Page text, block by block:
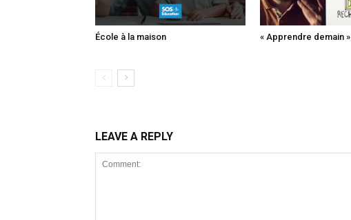
École à la maison « Apprendre demain »
LEAVE A REPLY